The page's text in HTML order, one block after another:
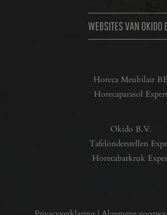
WEBSITES VAN OKIDO
Horeca Meubilair BE
Horecaparasol Expert
Okido B.V.
Tafelonderstellen
Horecabarkruk